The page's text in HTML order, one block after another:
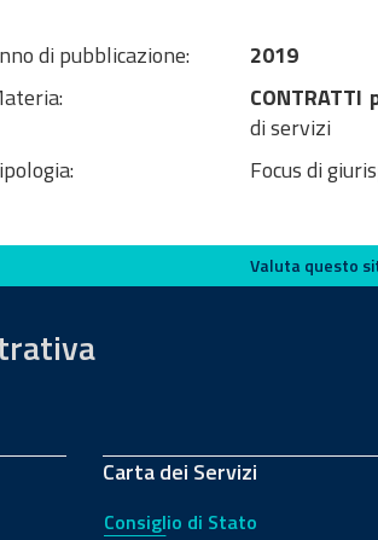
di pubblicazione:
2019
di servizi
Focus di
Valuta questo
Carta dei Servizi
Consiglio di Stato